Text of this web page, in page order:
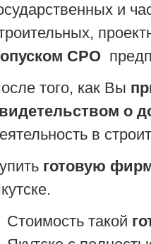
и
СРО
того, как Вы
о
в
готовую
Стоимость такой